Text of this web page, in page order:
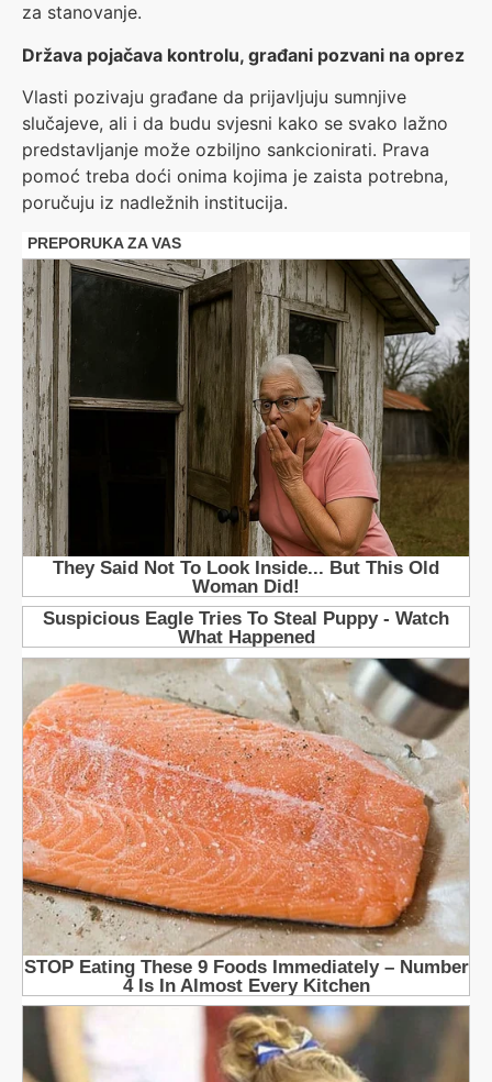
za stanovanje.
Država pojačava kontrolu, građani pozvani na oprez
Vlasti pozivaju građane da prijavljuju sumnjive
slučajeve, ali i da budu svjesni kako se svako lažno
predstavljanje može ozbiljno sankcionirati. Prava
pomoć treba doći onima kojima je zaista potrebna,
poručuju iz nadležnih institucija.